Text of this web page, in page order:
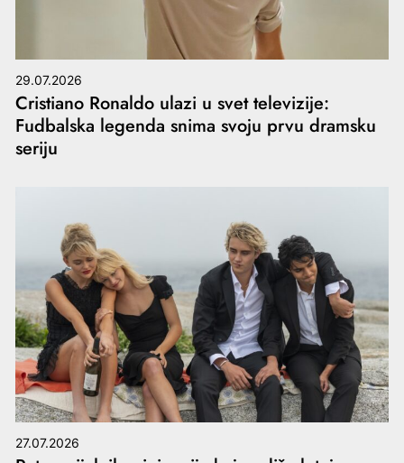
29.07.2026
Cristiano Ronaldo ulazi u svet televizije:
Fudbalska legenda snima svoju prvu dramsku
seriju
27.07.2026